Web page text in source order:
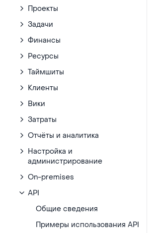
Проекты
Задачи
Финансы
Ресурсы
Таймшиты
Клиенты
Вики
Затраты
Отчёты и аналитика
Настройка и
администрирование
On-premises
API
Общие сведения
Примеры использования API